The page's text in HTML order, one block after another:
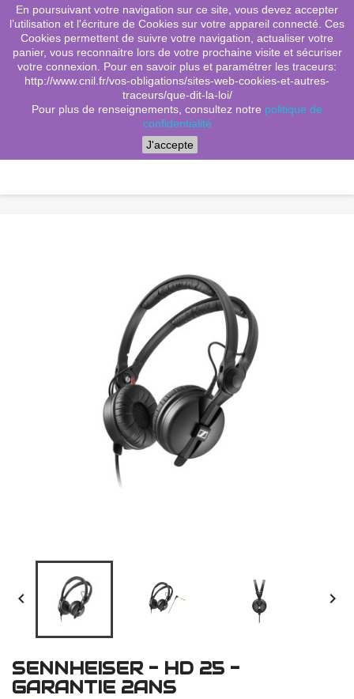
shopping_cart (0)

search
Menu
 
SENNHEISER - HD 25 -
GARANTIE 2ANS
En poursuivant votre navigation sur ce site, vous devez accepter
l’utilisation et l'écriture de Cookies sur votre appareil connecté. Ces
Cookies permettent de suivre votre navigation, actualiser votre
panier, vous reconnaitre lors de votre prochaine visite et sécuriser
votre connexion. Pour en savoir plus et paramétrer les traceurs:
http://www.cnil.fr/vos-obligations/sites-web-cookies-et-autres-
traceurs/que-dit-la-loi/
Pour plus de renseignements, consultez notre politique de
confidentialité
J'accepte